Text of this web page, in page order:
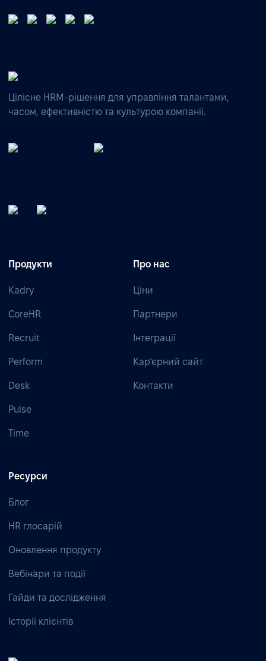
Цілісне HRM-рішення для управління талантами,
часом, ефективністю та культурою компанії.
Продукти
Kadry
CoreHR
Recruit
Perform
Desk
Pulse
Time
Про нас
Ціни
Партнери
Інтеграції
Кар’єрний сайт
Контакти
Ресурси
Блог
HR глосарій
Оновлення продукту
Вебінари та події
Гайди та дослідження
Історії клієнтів